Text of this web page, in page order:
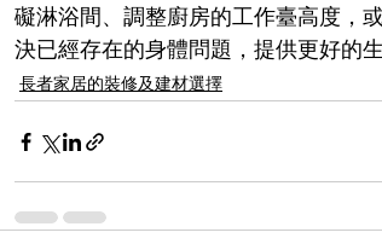
礙淋浴間、調整廚房的工作臺高度，
決已經存在的身體問題，提供更好的
長者家居的裝修及建材選擇